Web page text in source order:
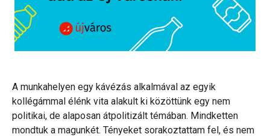
A munkahelyen egy kávézás alkalmával az egyik
kollégámmal élénk vita alakult ki közöttünk egy nem
politikai, de alaposan átpolitizált témában. Mindketten
mondtuk a magunkét. Tényeket sorakoztattam fel, és nem